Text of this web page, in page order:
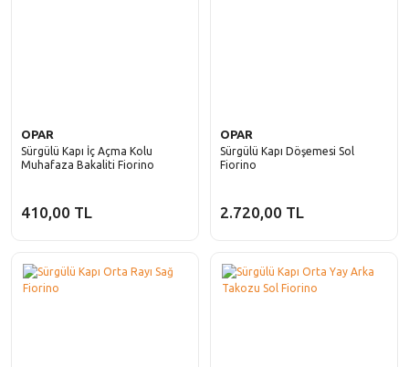
OPAR
Sürgülü Kapı İç Açma Kolu
Muhafaza Bakaliti Fiorino
410,00 TL
OPAR
Sürgülü Kapı Döşemesi Sol
Fiorino
2.720,00 TL